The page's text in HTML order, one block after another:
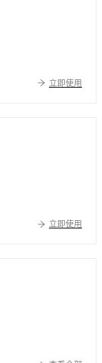
立即使用
立即使用